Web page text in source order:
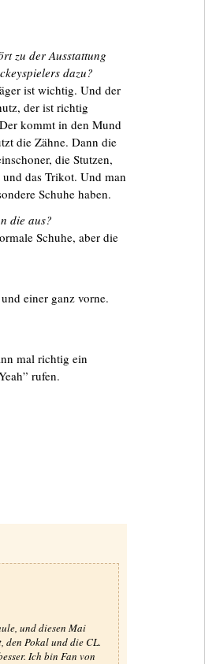
zu der Ausstattung
dazu?
ist wichtig. Und der
der ist richtig
kommt in den Mund
die Zähne. Dann die
die Stutzen,
und das Trikot. Und man
Schuhe haben.
die aus?
Schuhe, aber die
einer ganz vorne.
mal richtig ein
rufen.
und diesen Mai
den Pokal und die CL.
Ich bin Fan von